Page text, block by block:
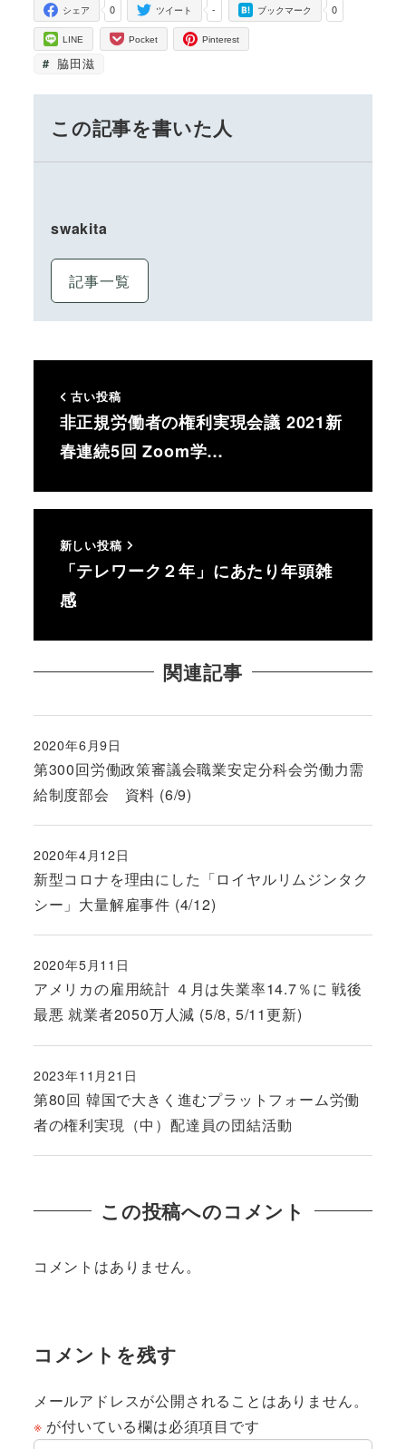
0
シェア -
ツイート 0
ブックマーク
LINE Pocket Pinterest
脇田滋
この記事を書いた人
swakita
記事一覧
古い投稿
非正規労働者の権利実現会議 2021新
春連続5回 Zoom学…
新しい投稿
「テレワーク２年」にあたり年頭雑
感
関連記事
第300回労働政策審議会職業安定分科会労働力需
給制度部会 資料 (6/9)
投稿日
2020年6月9日
新型コロナを理由にした「ロイヤルリムジンタク
シー」大量解雇事件 (4/12)
投稿日
2020年4月12日
アメリカの雇用統計 ４月は失業率14.7％に 戦後
最悪 就業者2050万人減 (5/8, 5/11更新)
投稿日
2020年5月11日
第80回 韓国で大きく進むプラットフォーム労働
者の権利実現（中）配達員の団結活動
投稿日
2023年11月21日
この投稿へのコメント
コメントはありません。
コメントを残す
メールアドレスが公開されることはありません。
※ が付いている欄は必須項目です